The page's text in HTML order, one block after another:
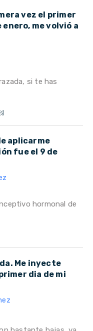
vez el primer
me volvió a
si te has
aplicarme
fue el 9 de
hormonal de
Me inyecte
dia de mi